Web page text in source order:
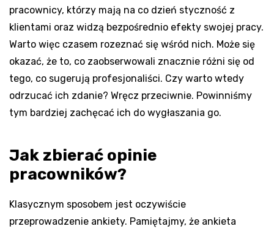
pracownicy, którzy mają na co dzień styczność z
klientami oraz widzą bezpośrednio efekty swojej pracy.
Warto więc czasem rozeznać się wśród nich. Może się
okazać, że to, co zaobserwowali znacznie różni się od
tego, co sugerują profesjonaliści. Czy warto wtedy
odrzucać ich zdanie? Wręcz przeciwnie. Powinniśmy
tym bardziej zachęcać ich do wygłaszania go.
Jak zbierać opinie
pracowników?
Klasycznym sposobem jest oczywiście
przeprowadzenie ankiety. Pamiętajmy, że ankieta